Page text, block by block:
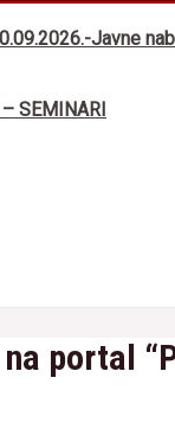
Javne
SEMINARI
portal